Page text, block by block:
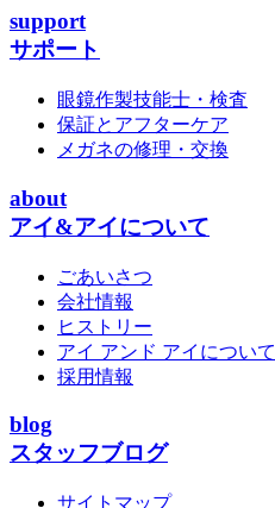
support
サポート
眼鏡作製技能士・検査
保証とアフターケア
メガネの修理・交換
about
アイ&アイについて
ごあいさつ
会社情報
ヒストリー
アイ アンド アイについて
採用情報
blog
スタッフブログ
サイトマップ